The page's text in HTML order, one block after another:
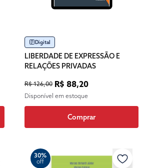
Digital
LIBERDADE DE EXPRESSÃO E
RELAÇÕES PRIVADAS
R$ 126,00 R$ 88,20
Disponível em estoque
Comprar
30%
off